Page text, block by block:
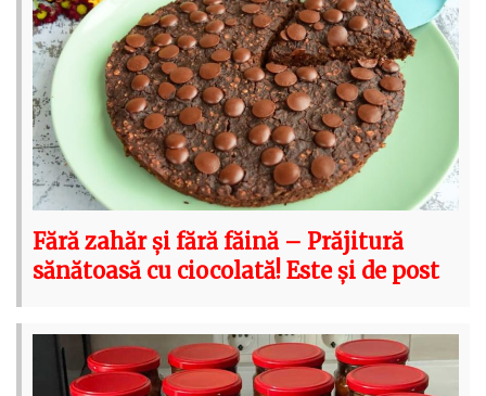
Fără zahăr și fără făină – Prăjitură
sănătoasă cu ciocolată! Este și de post